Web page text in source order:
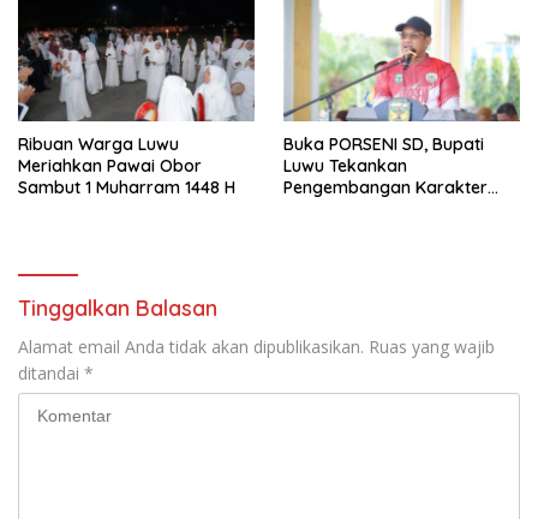
Ribuan Warga Luwu
Meriahkan Pawai Obor
Sambut 1 Muharram 1448 H
Buka PORSENI SD, Bupati
Luwu Tekankan
Pengembangan Karakter
Tinggalkan Balasan
Alamat email Anda tidak akan dipublikasikan. Ruas yang wajib
ditandai *